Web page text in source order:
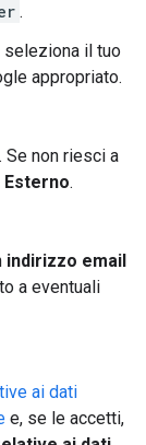
.
seleziona il tuo
appropriato.
. Se non riesci a
Esterno.
indirizzo email
a eventuali
ai dati
e, se le accetti,